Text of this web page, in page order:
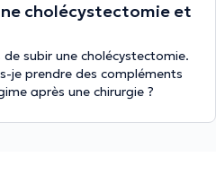
cholécystectomie et
subir une cholécystectomie.
je prendre des compléments
après une chirurgie ?